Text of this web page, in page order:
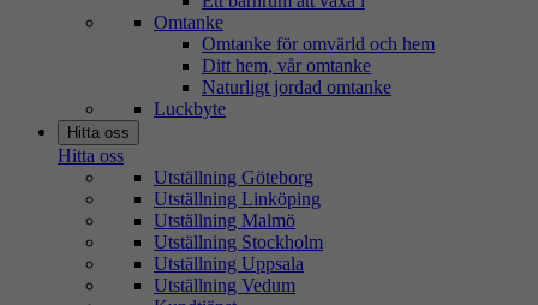
Omtanke
Omtanke för omvärld och hem
Ditt hem, vår omtanke
Naturligt jordad omtanke
Luckbyte
Hitta oss
Hitta oss
Utställning Göteborg
Utställning Linköping
Utställning Malmö
Utställning Stockholm
Utställning Uppsala
Utställning Vedum